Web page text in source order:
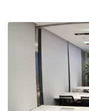
Surface Habitable
Terrace
Toilettes
Water Access
Éclairage
Électricité